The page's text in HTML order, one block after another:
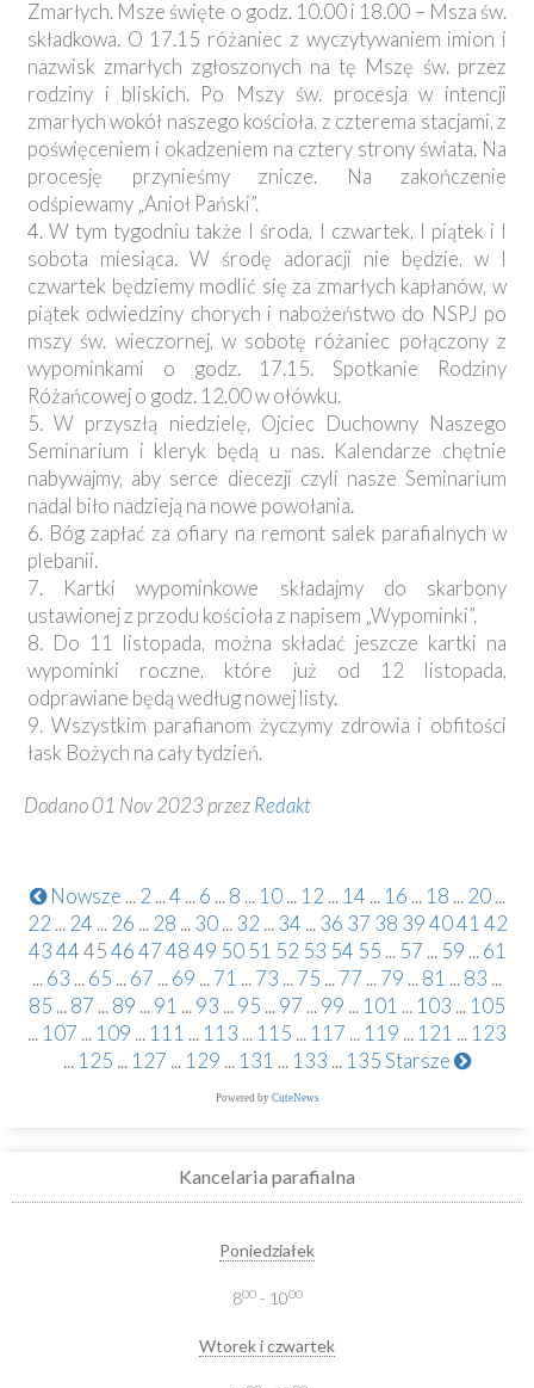
Zmarłych. Msze święte o godz. 10.00 i 18.00 – Msza św.
składkowa. O 17.15 różaniec z wyczytywaniem imion i
nazwisk zmarłych zgłoszonych na tę Mszę św. przez
rodziny i bliskich. Po Mszy św. procesja w intencji
zmarłych wokół naszego kościoła, z czterema stacjami, z
poświęceniem i okadzeniem na cztery strony świata. Na
procesję przynieśmy znicze. Na zakończenie
odśpiewamy „Anioł Pański”.
4. W tym tygodniu także I środa, I czwartek, I piątek i I
sobota miesiąca. W środę adoracji nie będzie, w I
czwartek będziemy modlić się za zmarłych kapłanów, w
piątek odwiedziny chorych i nabożeństwo do NSPJ po
mszy św. wieczornej, w sobotę różaniec połączony z
wypominkami o godz. 17.15. Spotkanie Rodziny
Różańcowej o godz. 12.00 w ołówku.
5. W przyszłą niedzielę, Ojciec Duchowny Naszego
Seminarium i kleryk będą u nas. Kalendarze chętnie
nabywajmy, aby serce diecezji czyli nasze Seminarium
nadal biło nadzieją na nowe powołania.
6. Bóg zapłać za ofiary na remont salek parafialnych w
plebanii.
7. Kartki wypominkowe składajmy do skarbony
ustawionej z przodu kościoła z napisem „Wypominki”.
8. Do 11 listopada, można składać jeszcze kartki na
wypominki roczne, które już od 12 listopada,
odprawiane będą według nowej listy.
9. Wszystkim parafianom życzymy zdrowia i obfitości
łask Bożych na cały tydzień.
Dodano 01 Nov 2023 przezRedakt
Nowsze ... 2 ...4 ... 6 ... 8 ... 10 ... 12 ... 14 ... 16 ... 18 ... 20 ...
22 ... 24 ... 26 ... 28 ... 30 ... 32 ... 34 ... 36 37 38 394041 42
43444546474849 50 51 52 53 54 55 ... 57 ... 59 ... 61
...63 ...65 ...67 ...69 ...71 ...73 ...75 ...77 ...79 ...81 ...83 ...
85 ...87 ...89 ...91 ...93 ...95 ...97 ...99 ... 101 ... 103 ... 105
... 107 ... 109 ... 111 ... 113 ... 115 ... 117 ... 119 ... 121 ... 123
... 125 ... 127 ... 129 ... 131 ... 133 ... 135Starsze
Powered by CuteNews
Kancelaria parafialna
Poniedziałek
800- 1000
Wtorek i czwartek